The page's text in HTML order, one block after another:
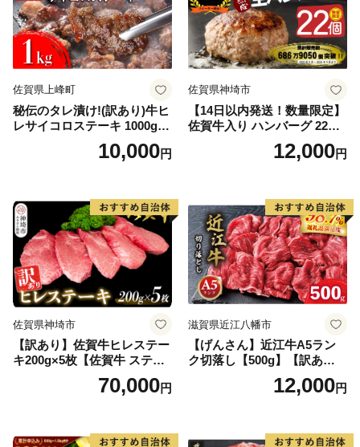
佐賀県上峰町
秘伝のタレ漬け!(訳あり)牛ヒ
レサイコロステーキ 1000g
10,000円
佐賀県神埼市
【14日以内発送！数量限定】
佐賀牛入り ハンバーグ 22個
2.6kg(120g×22個)【佐賀牛
黒毛和牛 ブランド牛 九州 ハ
気】(H083106)
12,000円
佐賀県神埼市
【訳あり】佐賀牛ヒレステー
キ200g×5枚【佐賀牛 ステー
キ ブランド肉 ヒレ肉 フィレ
肉 ジューシー ヘルシー】(H0
70,000円
滋賀県近江八幡市
【げんさん】近江牛A5ラン
ク切落し【500g】【訳あり】
12,000円